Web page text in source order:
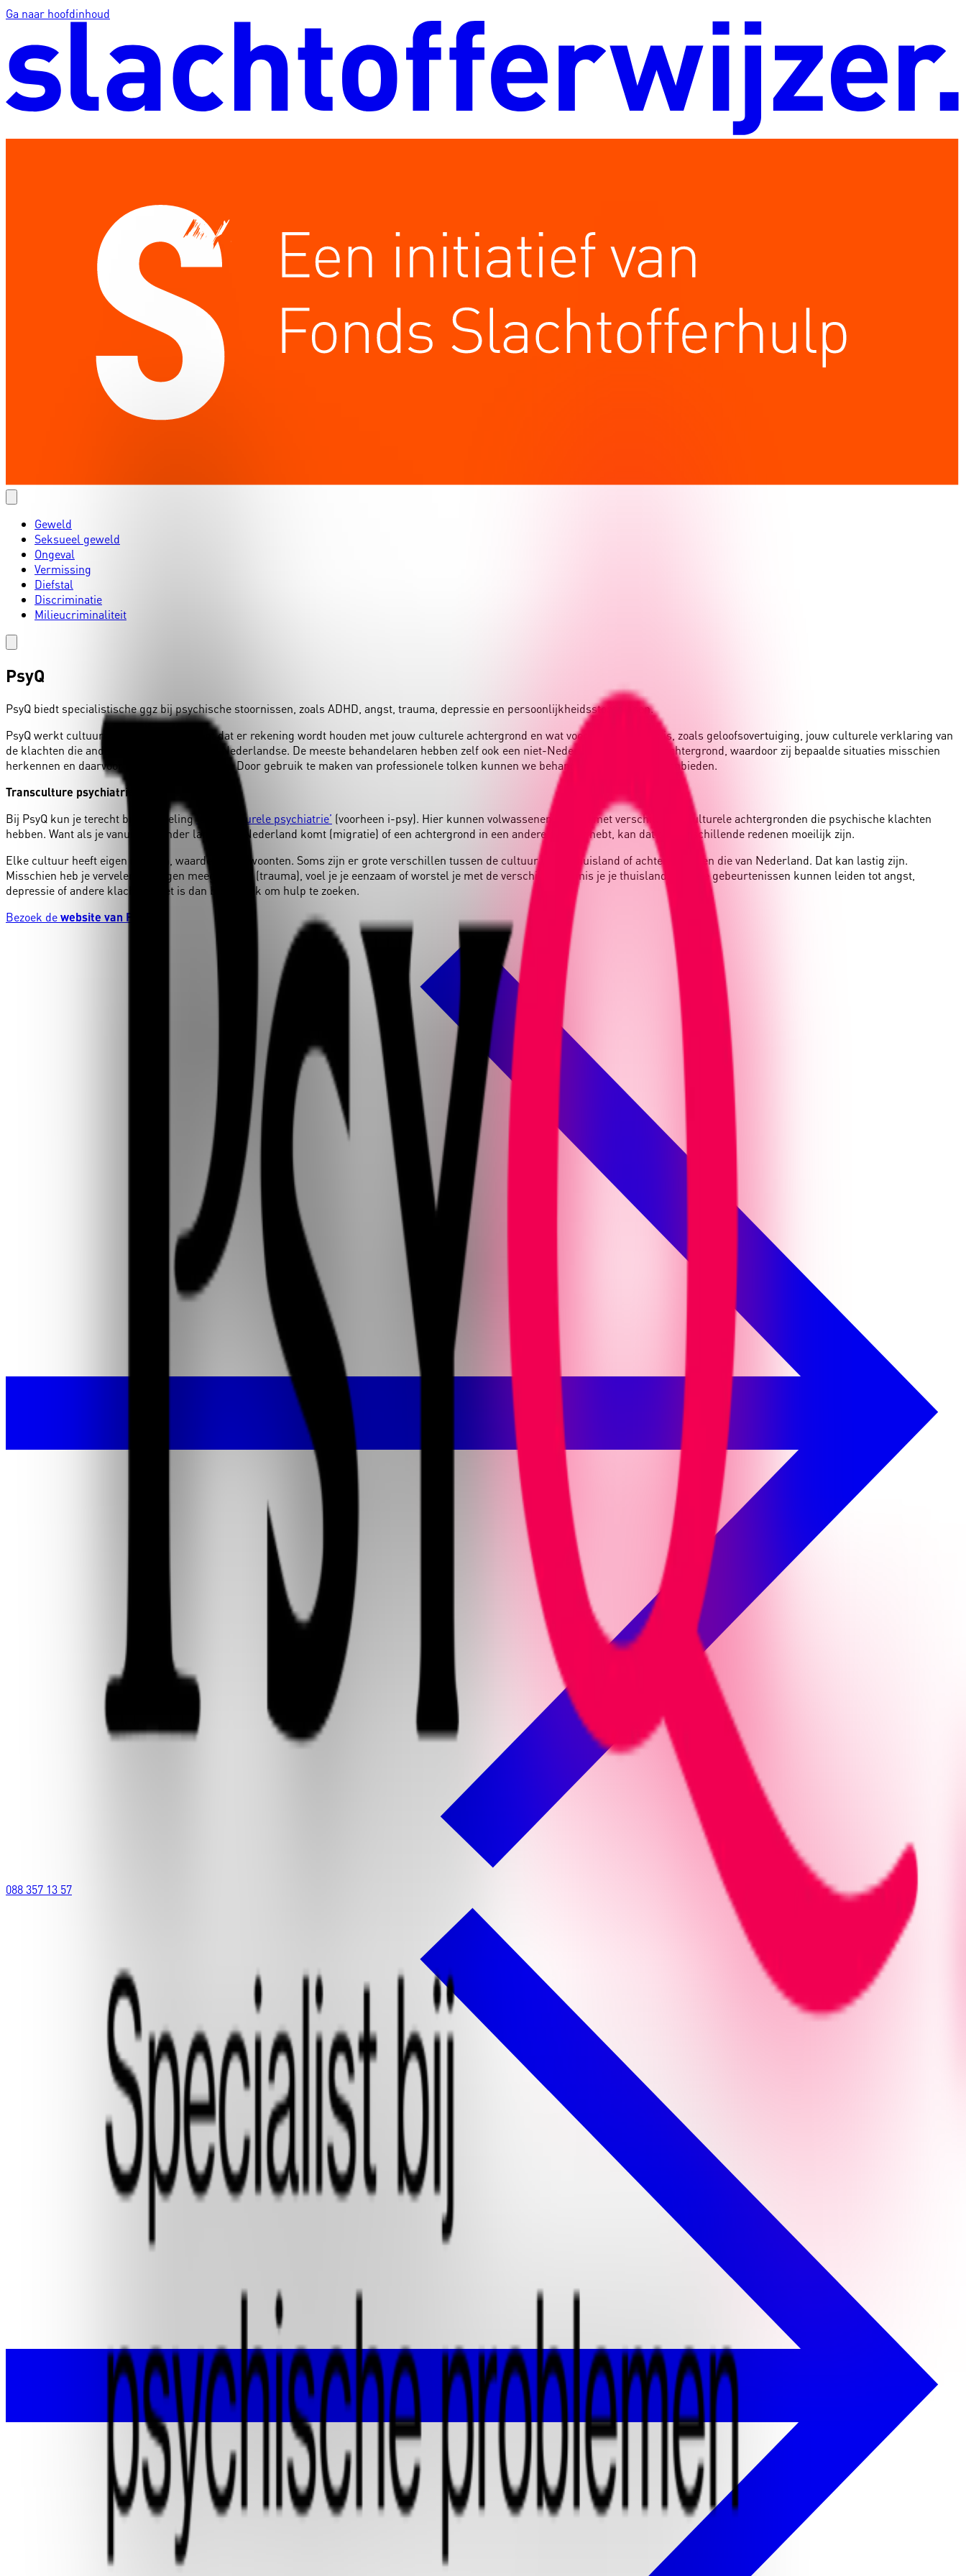
Ga naar hoofdinhoud
Geweld
Seksueel geweld
Ongeval
Vermissing
Diefstal
Discriminatie
Milieucriminaliteit
PsyQ
PsyQ biedt specialistische ggz bij psychische stoornissen, zoals ADHD, angst, trauma , depressie en persoonlijkheidsstoornissen.
PsyQ werkt cultuursensitief. Dat betekent dat er rekening wordt houden met jouw culturele achtergrond en wat voor jou belangrijk is, zoals geloofsovertuiging, jouw culturele verklaring van
de klachten die anders kunnen zijn dan de Nederlandse. De meeste behandelaren hebben zelf ook een niet-Nederlandse culturele achtergrond, waardoor zij bepaalde situaties misschien
herkennen en daarvoor begrip kunnen tonen. Door gebruik te maken van professionele tolken kunnen we behandeling in elke taal aanbieden.
Transculture psychiatrie
Bij PsyQ kun je terecht bij de afdeling ‘transculturele psychiatrie’ (voorheen i-psy). Hier kunnen volwassenen terecht met verschillende culturele achtergronden die psychische klachten
hebben. Want als je vanuit een ander land naar Nederland komt (migratie) of een achtergrond in een andere cultuur hebt, kan dat om verschillende redenen moeilijk zijn.
Elke cultuur heeft eigen normen, waarden en gewoonten. Soms zijn er grote verschillen tussen de cultuur van je thuisland of achtergrond, en die van Nederland. Dat kan lastig zijn.
Misschien heb je vervelende dingen meegemaakt (trauma), voel je je eenzaam of worstel je met de verschillen, of mis je je thuisland. Al deze gebeurtenissen kunnen leiden tot angst,
depressie of andere klachten. Het is dan belangrijk om hulp te zoeken.
Bezoek dewebsite van PsyQ
088 357 13 57